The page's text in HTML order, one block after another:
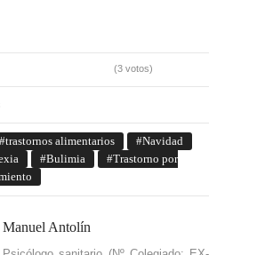
(3 votos)
trastornos alimentarios
Navidad
Bulimia
Trastorno por
Manuel Antolín